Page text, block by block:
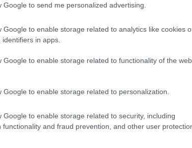
Google to send me personalized advertising.
Google to enable storage related to analytics like cookies
in apps.
Google to enable storage related to functionality of the
Google to enable storage related to personalization.
Google to enable storage related to security, including
functionality and fraud prevention, and other user
armado com Faca Negra a enfrentar um enorme
caverna subterrânea em chamas pouco antes da
na imagem para obter mais informações e resoluções